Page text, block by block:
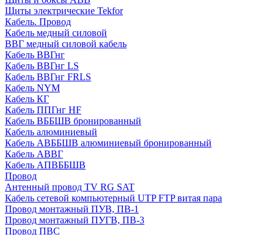
Щиты электрические Tekfor
Кабель. Провод
Кабель медный силовой
ВВГ медный силовой кабель
Кабель ВВГнг
Кабель ВВГнг LS
Кабель ВВГнг FRLS
Кабель NYM
Кабель КГ
Кабель ППГнг HF
Кабель ВББШВ бронированный
Кабель алюминиевый
Кабель АВББШВ алюминиевый бронированный
Кабель АВВГ
Кабель АПВББШВ
Провод
Антенный провод TV RG SAT
Кабель сетевой компьютерный UTP FTP витая пара
Провод монтажный ПУВ, ПВ-1
Провод монтажный ПУГВ, ПВ-3
Провод ПВС